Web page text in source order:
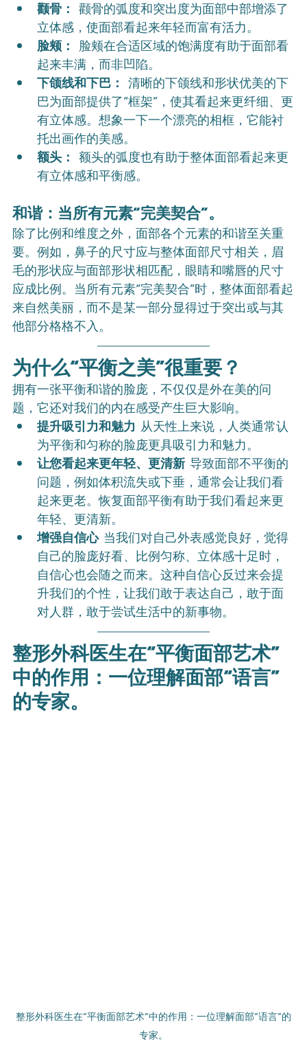
颧骨： 颧骨的弧度和突出度为面部中部增添了
立体感，使面部看起来年轻而富有活力。
脸颊： 脸颊在合适区域的饱满度有助于面部看
起来丰满，而非凹陷。
下颌线和下巴： 清晰的下颌线和形状优美的下
巴为面部提供了“框架”，使其看起来更纤细、更
有立体感。想象一下一个漂亮的相框，它能衬
托出画作的美感。
额头： 额头的弧度也有助于整体面部看起来更
有立体感和平衡感。
和谐：当所有元素“完美契合”。
除了比例和维度之外，面部各个元素的和谐至关重
要。例如，鼻子的尺寸应与整体面部尺寸相关，眉
毛的形状应与面部形状相匹配，眼睛和嘴唇的尺寸
应成比例。当所有元素“完美契合”时，整体面部看起
来自然美丽，而不是某一部分显得过于突出或与其
他部分格格不入。
为什么“平衡之美”很重要？
拥有一张平衡和谐的脸庞，不仅仅是外在美的问
题，它还对我们的内在感受产生巨大影响。
提升吸引力和魅力 从天性上来说，人类通常认
为平衡和匀称的脸庞更具吸引力和魅力。
让您看起来更年轻、更清新 导致面部不平衡的
问题，例如体积流失或下垂，通常会让我们看
起来更老。恢复面部平衡有助于我们看起来更
年轻、更清新。
增强自信心 当我们对自己外表感觉良好，觉得
自己的脸庞好看、比例匀称、立体感十足时，
自信心也会随之而来。这种自信心反过来会提
升我们的个性，让我们敢于表达自己，敢于面
对人群，敢于尝试生活中的新事物。
整形外科医生在“平衡面部艺术”
中的作用：一位理解面部“语言”
的专家。
整形外科医生在“平衡面部艺术”中的作用：一位理解面部“语言”的
专家。